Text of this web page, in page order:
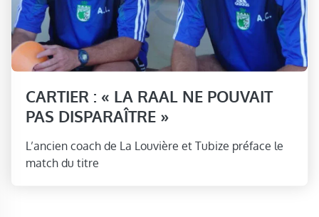
CARTIER : « LA RAAL NE POUVAIT
PAS DISPARAÎTRE »
L’ancien coach de La Louvière et Tubize préface le
match du titre